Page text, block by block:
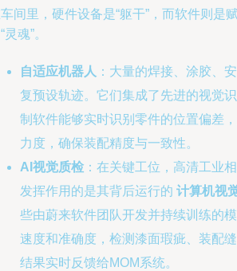
间里，硬件设备是“躯干”，而软件则是
灵魂”。
自适应机器人 ：大量的焊接、涂胶、
复预设轨迹。它们集成了先进的视觉
制软件能够实时识别零件的位置偏差
力度，确保装配精度与一致性。
AI视觉质检 ：在关键工位，高清工业
发挥作用的是其背后运行的 计算机视
些由蔚来软件团队开发并持续训练的
速度和准确度，检测漆面瑕疵、装配
结果实时反馈给MOM系统。